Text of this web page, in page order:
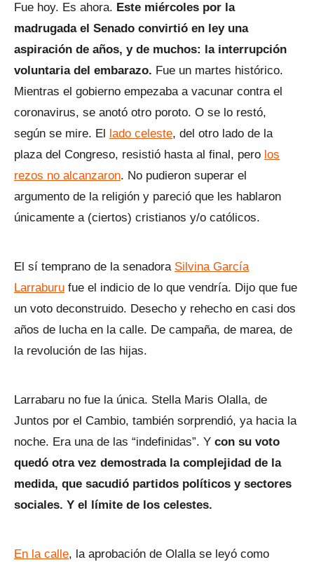
Fue hoy. Es ahora. Este miércoles por la
madrugada el Senado convirtió en ley una
aspiración de años, y de muchos: la interrupción
voluntaria del embarazo. Fue un martes histórico.
Mientras el gobierno empezaba a vacunar contra el
coronavirus, se anotó otro poroto. O se lo restó,
según se mire. El
lado celeste, del otro lado de la
plaza del Congreso, resistió hasta al final, pero los
rezos no alcanzaron. No pudieron superar el
argumento de la religión y pareció que les hablaron
únicamente a (ciertos) cristianos y/o católicos.
El sí temprano de la senadora Silvina García
Larraburu fue el indicio de lo que vendría. Dijo que fue
un voto deconstruido. Desecho y rehecho en casi dos
años de lucha en la calle. De campaña, de marea, de
la revolución de las hijas.
Larrabaru no fue la única. Stella Maris Olalla, de
Juntos por el Cambio, también sorprendió, ya hacia la
noche. Era una de las “indefinidas”. Y con su voto
quedó otra vez demostrada la complejidad de la
medida, que sacudió partidos políticos y sectores
sociales. Y el límite de los celestes.
En la calle, la aprobación de Olalla se leyó como